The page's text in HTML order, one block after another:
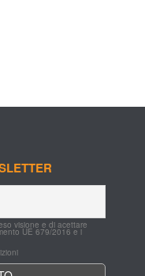
visione e di acettare
UE 679/2016 e i